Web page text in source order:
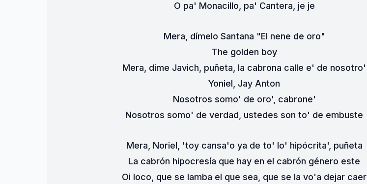
O pa' Monacillo, pa' Cantera, je je
Mera, dímelo Santana "El nene de oro"
The golden boy
Mera, dime Javich, puñeta, la cabrona calle e' de nosotro'
Yoniel, Jay Anton
Nosotros somo' de oro', cabrone'
Nosotros somo' de verdad, ustedes son to' de embuste
Mera, Noriel, 'toy cansa'o ya de to' lo' hipócrita', puñeta
La cabrón hipocresía que hay en el cabrón género este
Oi loco, que se lamba el que sea, que se la vo'a dejar caer